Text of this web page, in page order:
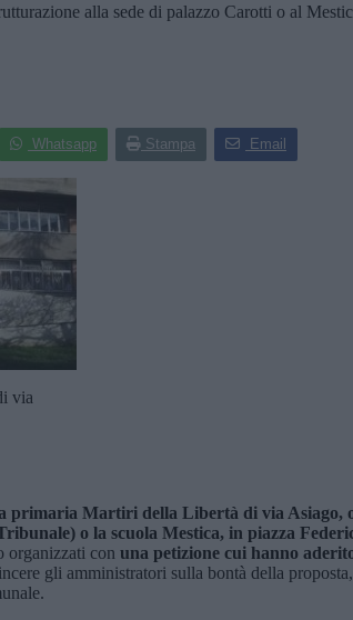
alla sede di palazzo Carotti o al
Whatsapp Stampa Email
via
primaria Martiri della Libertà di via Asiago,
o la scuola Mestica, in piazza
organizzati con una petizione cui hanno
gli amministratori sulla bontà della